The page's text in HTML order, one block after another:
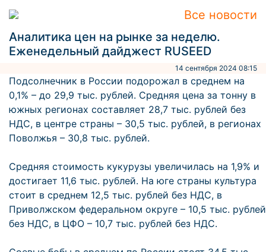
Все новости
Аналитика цен на рынке за неделю.
Еженедельный дайджест RUSEED
14 сентября 2024 08:15
Подсолнечник в России подорожал в среднем на
0,1% – до 29,9 тыс. рублей. Средняя цена за тонну в
южных регионах составляет 28,7 тыс. рублей без
НДС, в центре страны – 30,5 тыс. рублей, в регионах
Поволжья – 30,8 тыс. рублей.
Средняя стоимость кукурузы увеличилась на 1,9% и
достигает 11,6 тыс. рублей. На юге страны культура
стоит в среднем 12,5 тыс. рублей без НДС, в
Приволжском федеральном округе – 10,5 тыс. рублей
без НДС, в ЦФО – 10,7 тыс. рублей без НДС.